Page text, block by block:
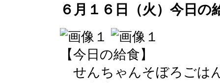
６月１６日（火）今日の
【今日の給食】
せんちゃんそぼろごは